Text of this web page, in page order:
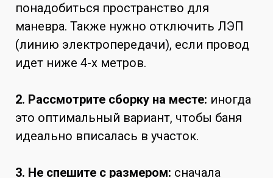
понадобиться пространство для
маневра. Также нужно отключить ЛЭП
(линию электропередачи), если провод
идет ниже 4-х метров.
2. Рассмотрите сборку на месте: иногда
это оптимальный вариант, чтобы баня
идеально вписалась в участок.
3. Не спешите с размером: сначала